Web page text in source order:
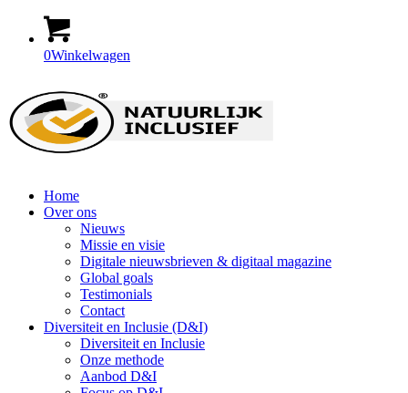
0Winkelwagen
Home
Over ons
Nieuws
Missie en visie
Digitale nieuwsbrieven & digitaal magazine
Global goals
Testimonials
Contact
Diversiteit en Inclusie (D&I)
Diversiteit en Inclusie
Onze methode
Aanbod D&I